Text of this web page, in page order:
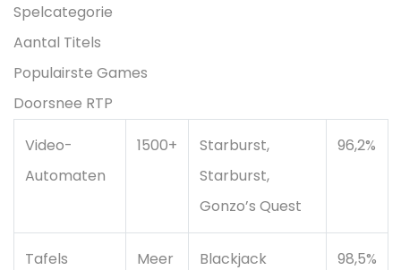
Spelcategorie
Aantal Titels
Populairste Games
Doorsnee RTP
Video-
Automaten
1500+
Starburst,
Starburst,
Gonzo’s Quest
96,2%
Tafels
Meer
Blackjack
98,5%